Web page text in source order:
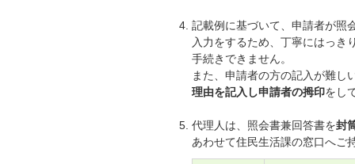
記載例に基づいて、申請者が照
入力をするため、丁寧にはっき
手続きできません。
また、申請者の方の記入が難し
理由を記入し申請者の拇印をし
代理人は、照会書兼回答書を封
あわせて住民生活課の窓口へご